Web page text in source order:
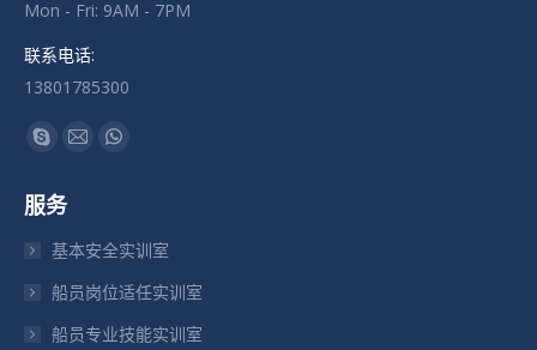
Mon - Fri: 9AM - 7PM
联系电话:
13801785300
找到我们：
Skype
在
新
口
中
Mail
新
口
中
Whatsapp
新
口
中
服务
基本安全实训室
船员岗位适任实训室
船员专业技能实训室